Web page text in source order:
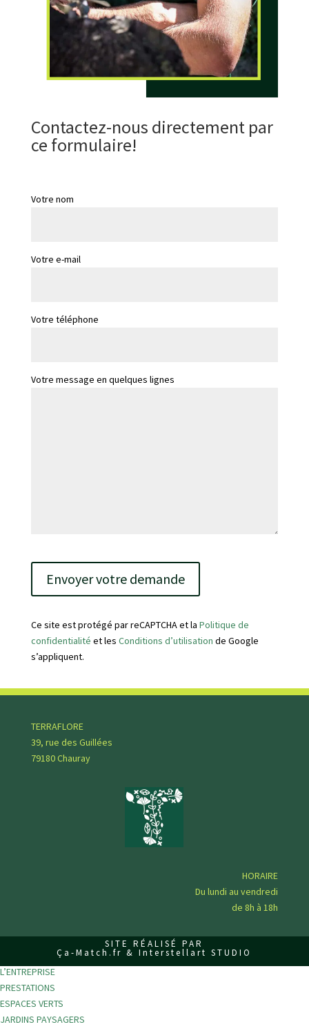
Contactez-nous directement par
ce formulaire!
Votre nom
Votre e-mail
Votre téléphone
Votre message en quelques lignes
e
i
l
e
z
a
s
s
e
Ce site est protégé par reCAPTCHA et la Politique de
confidentialité et les Conditions d’utilisation de Google
s’appliquent.
TERRAFLORE
39, rue des Guillées
79180 Chauray
HORAIRE
Du lundi au vendredi
de 8h à 18h
SITE RÉALISÉ PAR
Ça-Match.fr & Interstellart STUDIO
L’ENTREPRISE
PRESTATIONS
ESPACES VERTS
JARDINS PAYSAGERS